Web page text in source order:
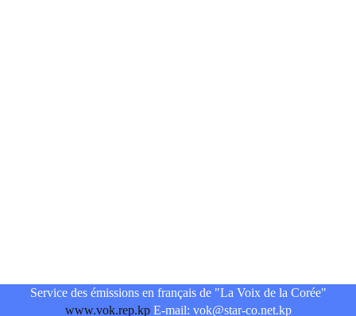
Service des émissions en français de "La Voix de la Corée"
www.vok.rep.kpE-mail: vok@star-co.net.kp